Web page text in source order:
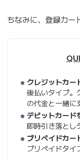
ちなみに、登録カー
クレジットカー
後払いタイプ。
の代金と一緒に
デビットカード
即時引き落とし
プリペイドカー
プリペイドタイ